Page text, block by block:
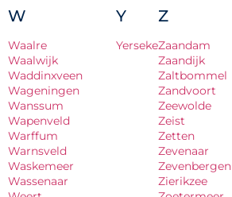
W
Waalre
Waalwijk
Waddinxveen
Wageningen
Wanssum
Wapenveld
Warffum
Warnsveld
Waskemeer
Wassenaar
Y
Yerseke
Z
Zaandam
Zaandijk
Zaltbommel
Zandvoort
Zeewolde
Zeist
Zetten
Zevenaar
Zevenbergen
Zierikzee